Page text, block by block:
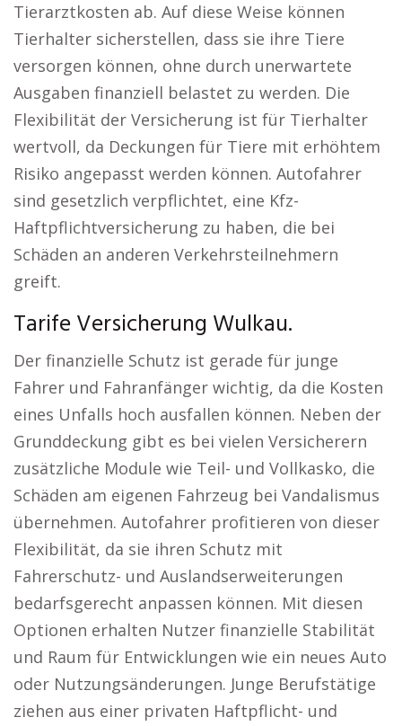
Tierarztkosten ab. Auf diese Weise können
Tierhalter sicherstellen, dass sie ihre Tiere
versorgen können, ohne durch unerwartete
Ausgaben finanziell belastet zu werden. Die
Flexibilität der Versicherung ist für Tierhalter
wertvoll, da Deckungen für Tiere mit erhöhtem
Risiko angepasst werden können. Autofahrer
sind gesetzlich verpflichtet, eine Kfz-
Haftpflichtversicherung zu haben, die bei
Schäden an anderen Verkehrsteilnehmern
greift.
Tarife Versicherung Wulkau.
Der finanzielle Schutz ist gerade für junge
Fahrer und Fahranfänger wichtig, da die Kosten
eines Unfalls hoch ausfallen können. Neben der
Grunddeckung gibt es bei vielen Versicherern
zusätzliche Module wie Teil- und Vollkasko, die
Schäden am eigenen Fahrzeug bei Vandalismus
übernehmen. Autofahrer profitieren von dieser
Flexibilität, da sie ihren Schutz mit
Fahrerschutz- und Auslandserweiterungen
bedarfsgerecht anpassen können. Mit diesen
Optionen erhalten Nutzer finanzielle Stabilität
und Raum für Entwicklungen wie ein neues Auto
oder Nutzungsänderungen. Junge Berufstätige
ziehen aus einer privaten Haftpflicht- und